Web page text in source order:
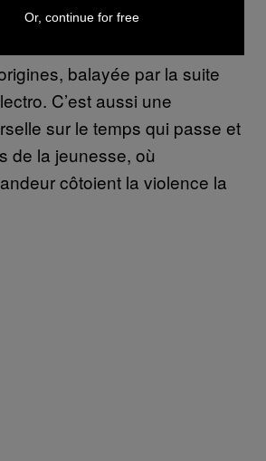
& Panthersprésente le
scène fidèle au
balayée par la suite
C’est aussi une
sur le temps qui passe et
de la jeunesse, où
côtoient la violence la
Or, continue for free